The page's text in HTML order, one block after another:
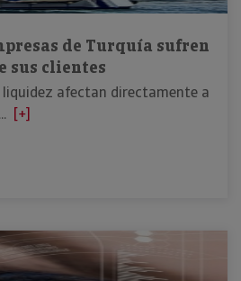
de Turquía sufren
sus clientes
afectan directamente a
[+]